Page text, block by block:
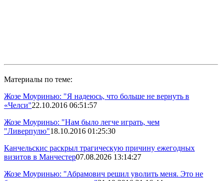
Материалы по теме:
Жозе Моуринью: "Я надеюсь, что больше не вернуть в
«Челси"22.10.2016 06:51:57
Жозе Моуриньо: "Нам было легче играть, чем
"Ливерпулю"18.10.2016 01:25:30
Канчельскис раскрыл трагическую причину ежегодных
визитов в Манчестер07.08.2026 13:14:27
Жозе Моуринью: "Абрамович решил уволить меня. Это не